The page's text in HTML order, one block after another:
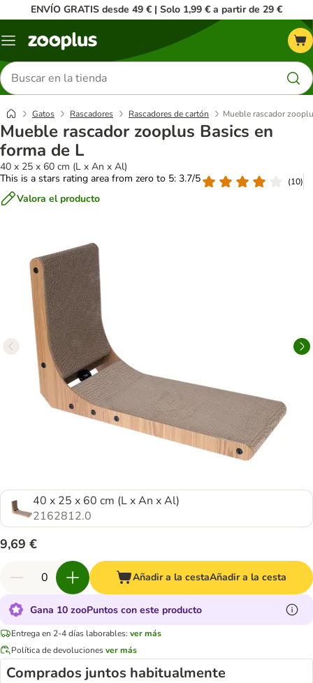
ENVÍO GRATIS desde 49 € | Solo 1,99 € a partir de 29 €
Menú
Buscar
productos
Gatos Rascadores Rascadores de cartón Mueble rascador
Mueble rascador zooplus Basics en
forma de L
40 x 25 x 60 cm (L x An x Al)
This is a stars rating area from zero to 5: 3.7/5
(10)
Valora el producto
40 x 25 x 60 cm (L x An x Al)
2162812.0
9,69 €
Añadir a la cestaAñadir a la cesta
Gana 10 zooPuntos con este producto
Entrega en 2-4 días laborables: ver más
Política de devolucionesver más
Comprados juntos habitualmente